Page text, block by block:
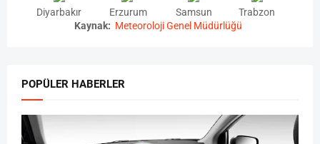
Diyarbakır Erzurum Samsun
Trabzon
Kaynak: Meteoroloji Genel Müdürlüğü
POPÜLER HABERLER